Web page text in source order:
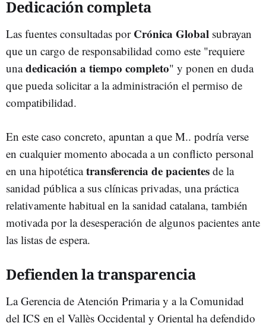
Dedicación completa
Las fuentes consultadas por Crónica Global subrayan
que un cargo de responsabilidad como este "requiere
unadedicación a tiempo completo" y ponen en duda
que pueda solicitar a la administración el permiso de
compatibilidad.
En este caso concreto, apuntan a que M.. podría verse
en cualquier momento abocada a un conflicto personal
en una hipotéticatransferencia de pacientes de la
sanidad pública a sus clínicas privadas, una práctica
relativamente habitual en la sanidad catalana, también
motivada por la desesperación de algunos pacientes ante
las listas de espera.
Defienden la transparencia
La Gerencia de Atención Primaria y a la Comunidad
del ICS en el Vallès Occidental y Oriental ha defendido